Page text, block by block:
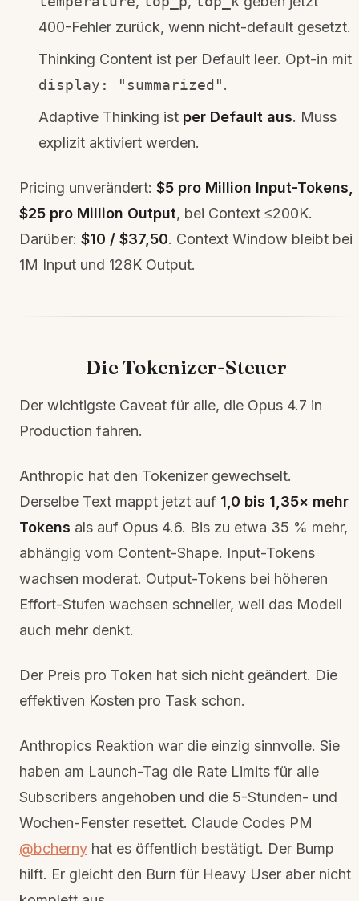
400-Fehler zurück, wenn nicht-default gesetzt.
Thinking Content ist per Default leer. Opt-in mit
display: "summarized".
Adaptive Thinking ist per Default aus. Muss
explizit aktiviert werden.
Pricing unverändert: $5 pro Million Input-Tokens,
$25 pro Million Output, bei Context ≤200K.
Darüber: $10 / $37,50. Context Window bleibt bei
1M Input und 128K Output.
Die Tokenizer-Steuer
Der wichtigste Caveat für alle, die Opus 4.7 in
Production fahren.
Anthropic hat den Tokenizer gewechselt.
Derselbe Text mappt jetzt auf 1,0 bis 1,35× mehr
Tokens als auf Opus 4.6. Bis zu etwa 35 % mehr,
abhängig vom Content-Shape. Input-Tokens
wachsen moderat. Output-Tokens bei höheren
Effort-Stufen wachsen schneller, weil das Modell
auch mehr denkt.
Der Preis pro Token hat sich nicht geändert. Die
effektiven Kosten pro Task schon.
Anthropics Reaktion war die einzig sinnvolle. Sie
haben am Launch-Tag die Rate Limits für alle
Subscribers angehoben und die 5-Stunden- und
Wochen-Fenster resettet. Claude Codes PM
@bcherny hat es öffentlich bestätigt. Der Bump
hilft. Er gleicht den Burn für Heavy User aber nicht